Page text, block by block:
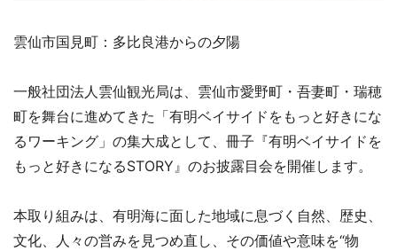
雲仙市国見町：多比良港からの夕陽
一般社団法人雲仙観光局は、雲仙市愛野町・吾妻町・瑞穂
町を舞台に進めてきた「有明ベイサイドをもっと好きにな
るワーキング」の集大成として、冊子『有明ベイサイドを
もっと好きになるSTORY』のお披露目会を開催します。
本取り組みは、有明海に面した地域に息づく自然、歴史、
文化、人々の営みを見つめ直し、その価値や意味を“物